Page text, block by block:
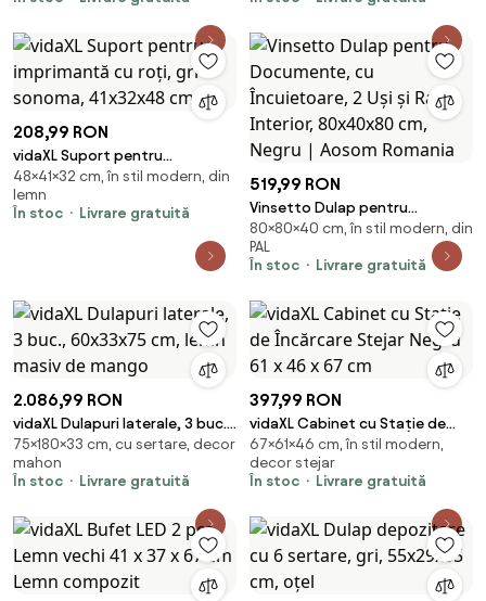
208,99 RON
vidaXL Suport pentru
imprimantă cu roți, gri sonoma,
41x32x48 cm
48×41×32 cm, în stil modern, din
lemn
În stoc
Livrare gratuită
519,99 RON
Vinsetto Dulap pentru
Documente, cu Încuietoare, 2
Uși și Raft Interior, 80x40x80
cm, Negru | Aosom Romania
80×80×40 cm, în stil modern, din
PAL
În stoc
Livrare gratuită
2.086,99 RON
vidaXL Dulapuri laterale, 3 buc.,
60x33x75 cm, lemn masiv de
mango
75×180×33 cm, cu sertare, decor
mahon
În stoc
Livrare gratuită
397,99 RON
vidaXL Cabinet cu Stație de
Încărcare Stejar Negru 61 x 46 x
67 cm
67×61×46 cm, în stil modern,
decor stejar
În stoc
Livrare gratuită